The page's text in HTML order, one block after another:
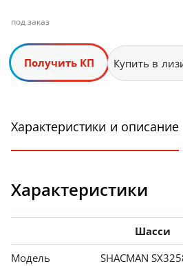
под заказ
Получить КП Купить в
Характеристики и описание
Характеристики
Шасси
Модель
SHACMAN